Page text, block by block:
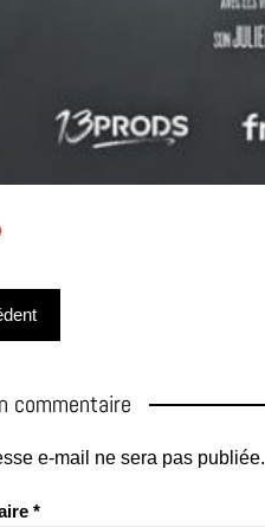
commentaire
e-mail ne sera pas publiée.
*